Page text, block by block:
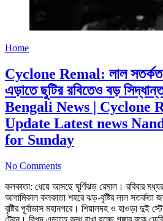
Home
Cyclone Remal: লাল সতর্কতা
এড়াতে ছুটির রবিতেও বড়
Bengali News | Cyclone
Update Latest news
for Sunday
No Comments
কলকাতা: ধেয়ে আসছে ঘূর্ণিঝড় রেমাল। রবিবার
আগামিকাল কলকাতা শহরে ঝড়-বৃষ্টির লাল সতর্কতা
বৃষ্টির পূর্বাভাস মহানগরে। শিয়ালদহ ও হাওড়া দুই